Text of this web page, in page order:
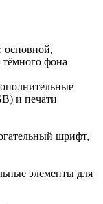
основной,
фона
и печати
шрифт,
элементы для